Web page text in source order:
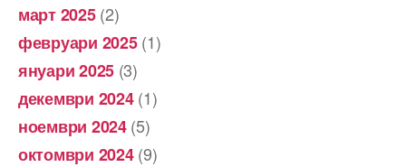
март 2025(2)
февруари 2025(1)
януари 2025 (3)
декември 2024(1)
ноември 2024(5)
октомври 2024(9)